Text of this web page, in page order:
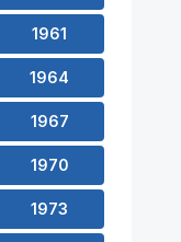
1961
1964
1967
1970
1973